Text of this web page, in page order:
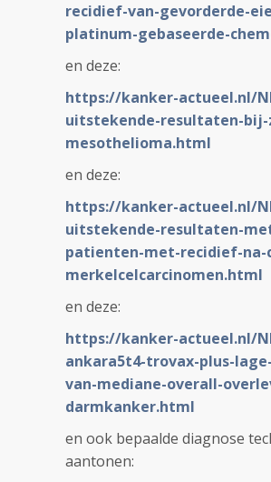
recidief-van-gevorderde-
platinum-gebaseerde-
en deze:
https://kanker-actueel.nl/
uitstekende-resultaten-
mesothelioma.html
en deze:
https://kanker-actueel.nl/
uitstekende-resultaten-
patienten-met-recidief-na-
merkelcelcarcinomen.html
en deze:
https://kanker-actueel.nl/
ankara5t4-trovax-plus-
van-mediane-overall-
darmkanker.html
en ook bepaalde diagnose
aantonen: